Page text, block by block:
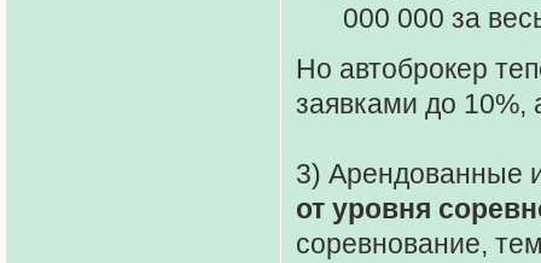
000 000 за
Но автоброкер
заявками до
3) Арендованные
от уровня
соревнование,